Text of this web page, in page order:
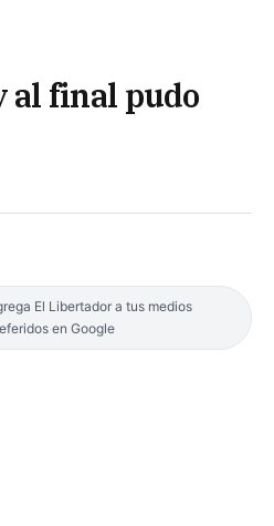
al final pudo
El Libertador a tus medios
en Google